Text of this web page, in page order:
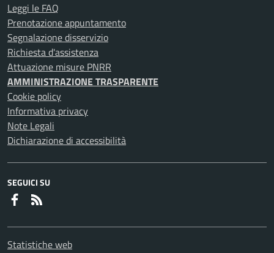
Leggi le FAQ
Prenotazione appuntamento
Segnalazione disservizio
Richiesta d'assistenza
Attuazione misure PNRR
AMMINISTRAZIONE TRASPARENTE
Cookie policy
Informativa privacy
Note Legali
Dichiarazione di accessibilità
SEGUICI SU
Faceboook
Statistiche web